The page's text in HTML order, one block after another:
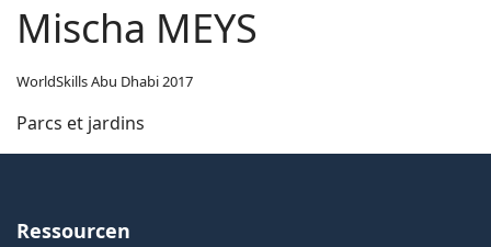
Mischa MEYS
WorldSkills Abu Dhabi 2017
Parcs et jardins
Ressourcen